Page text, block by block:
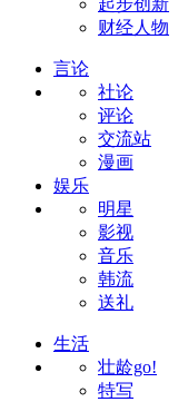
起步创新
财经人物
言论
社论
评论
交流站
漫画
娱乐
明星
影视
音乐
韩流
送礼
生活
壮龄go!
特写